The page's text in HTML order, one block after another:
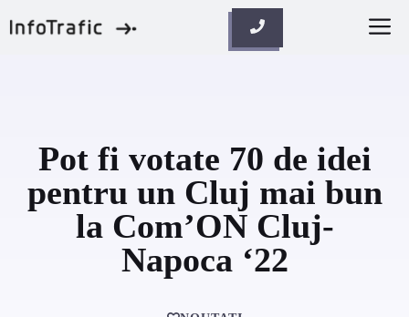
to
Pot fi votate 70 de idei
pentru un Cluj mai bun
la Com’ON Cluj-
Napoca ‘22